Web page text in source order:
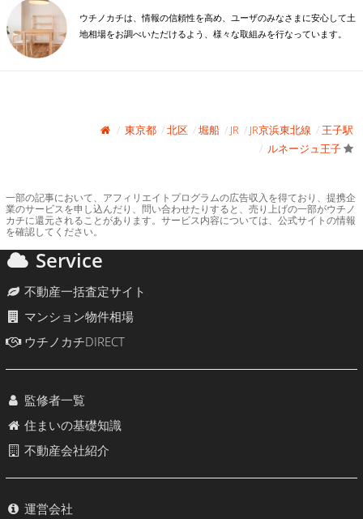
ウチノカチは、情報の信頼性を高め、ユーザのみなさまに安心して土
地相場をお調べいただけるよう、様々な取組みを行なっています。
東京都 北区 堀船 JR JR京浜東北線
王子駅
ルネージュ王子
一部の記事において、アフィリエイトプログラムの広告収入を得ており、提携企
業のサービスを申し込んだり、問い合わせたりすると、売り上げの一部がウチノ
カチに還元されることがあります。サービス内容については、公式サイトの情報
を確認してください。
Service
不動産一括査定サイト
マンション物件相場
ウチノカチDIRECT
監修者一覧
住まいの基礎知識
不動産会社紹介
運営会社